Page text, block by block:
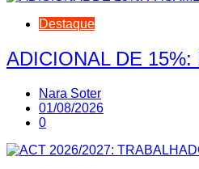
Destaque
ADICIONAL DE
Nara Soter
01/08/2026
0